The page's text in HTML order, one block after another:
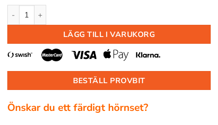
TAKLIST NE4 XPS 100X100X2000MM mängd
LÄGG TILL I VARUKORG
BESTÄLL PROVBIT
Önskar du ett färdigt hörnset?